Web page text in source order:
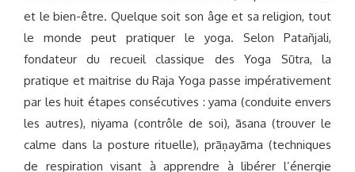
et le bien-être. Quelque soit son âge et sa religion, tout
le monde peut pratiquer le yoga. Selon Patañjali,
fondateur du recueil classique des Yoga Sūtra, la
pratique et maitrise du Raja Yoga passe impérativement
par les huit étapes consécutives : yama (conduite envers
les autres), niyama (contrôle de soi), āsana (trouver le
calme dans la posture rituelle), prāṇayāma (techniques
de respiration visant à apprendre à libérer l’énergie